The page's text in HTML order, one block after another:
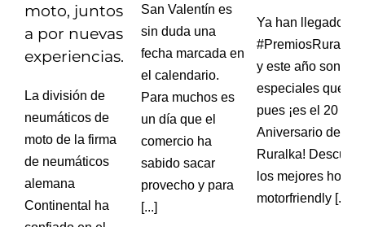
moto, juntos
a por nuevas
experiencias.
La división de
neumáticos de
moto de la firma
de neumáticos
alemana
Continental ha
San Valentín es
sin duda una
fecha marcada en
el calendario.
Para muchos es
un día que el
comercio ha
sabido sacar
provecho y para
[...]
Ya han llegado los
y este año son
especiales que
pues ¡es el 20
Aniversario de
Ruralka!
los mejores
motorfriendly [...]